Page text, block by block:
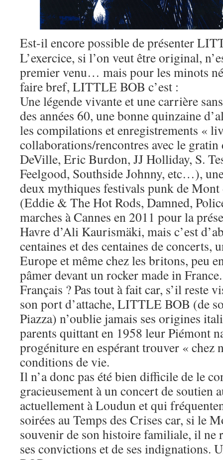
Est-il encore possible de présenter
L’exercice, si l’on veut être original,
premier venu… mais pour les minots
faire bref, LITTLE BOB c’est :
Une légende vivante et une carrière
des années 60, une bonne quinzaine
les compilations et enregistrements «
collaborations/rencontres avec le
DeVille, Eric Burdon, JJ Holliday, S.
Feelgood, Southside Johnny, etc…),
deux mythiques festivals punk de Mont
(Eddie & The Hot Rods, Damned,
marches à Cannes en 2011 pour la
Havre d’Ali Kaurismäki, mais c’est
centaines et des centaines de concerts,
Europe et même chez les britons, peu
pâmer devant un rocker made in France.
Français ? Pas tout à fait car, s’il reste
son port d’attache, LITTLE BOB (de
Piazza) n’oublie jamais ses origines
parents quittant en 1958 leur Piémont
progéniture en espérant trouver « chez
conditions de vie.
Il n’a donc pas été bien difficile de le
gracieusement à un concert de soutien
actuellement à Loudun et qui
soirées au Temps des Crises car, si le
souvenir de son histoire familiale, il ne
ses convictions et de ses indignations.